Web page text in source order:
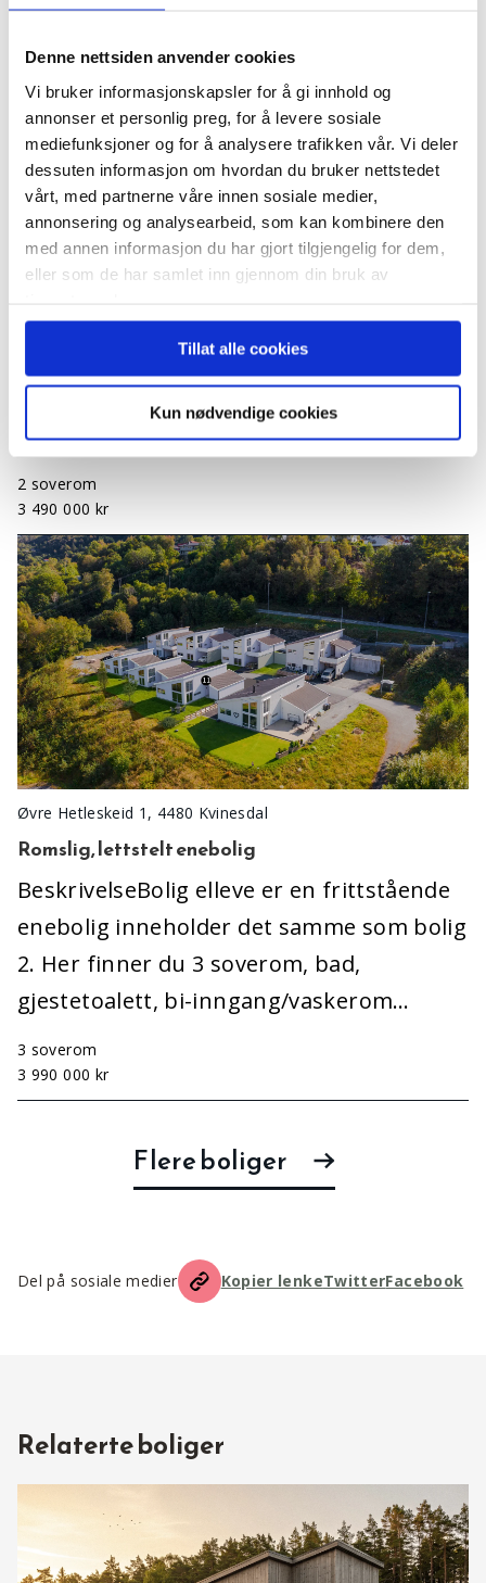
Denne nettsiden anvender cookies
Vi bruker informasjonskapsler for å gi innhold og
annonser et personlig preg, for å levere sosiale
mediefunksjoner og for å analysere trafikken vår. Vi deler
dessuten informasjon om hvordan du bruker nettstedet
vårt, med partnerne våre innen sosiale medier,
annonsering og analysearbeid, som kan kombinere den
med annen informasjon du har gjort tilgjengelig for dem,
eller som de har samlet inn gjennom din bruk av
Tillat alle cookies
Kun nødvendige cookies
Øvre Hetleskeid 1, 4480 Kvinesdal
Smart, lettstelt enebolig med alt på et plan
BeskrivelseFrittstående enebolig med
tilhørende carport og sportsbod. Ligger
på nede på flaten i feltet, med fasade mot
Litle-Åna. Boligen inneholder…
2 soverom
3 490 000 kr
Øvre Hetleskeid 1, 4480 Kvinesdal
Romslig, lettstelt enebolig
BeskrivelseBolig elleve er en frittstående
enebolig inneholder det samme som bolig
2. Her finner du 3 soverom, bad,
gjestetoalett, bi-inngang/vaskerom…
3 soverom
3 990 000 kr
Flere boliger
Del på sosiale medier Kopier lenkeTwitterFacebook
Relaterte boliger